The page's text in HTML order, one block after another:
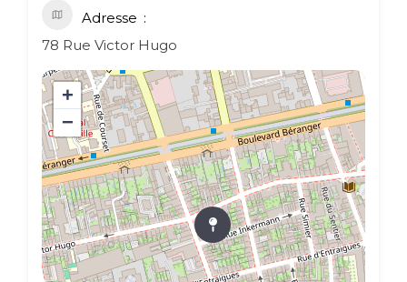
Adresse
78 Rue Victor Hugo
+
−